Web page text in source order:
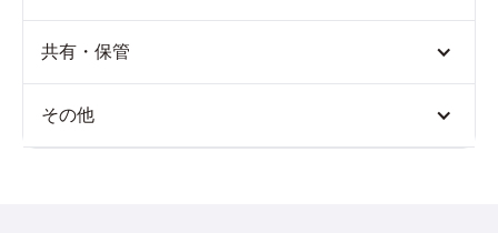
共有・保管
その他